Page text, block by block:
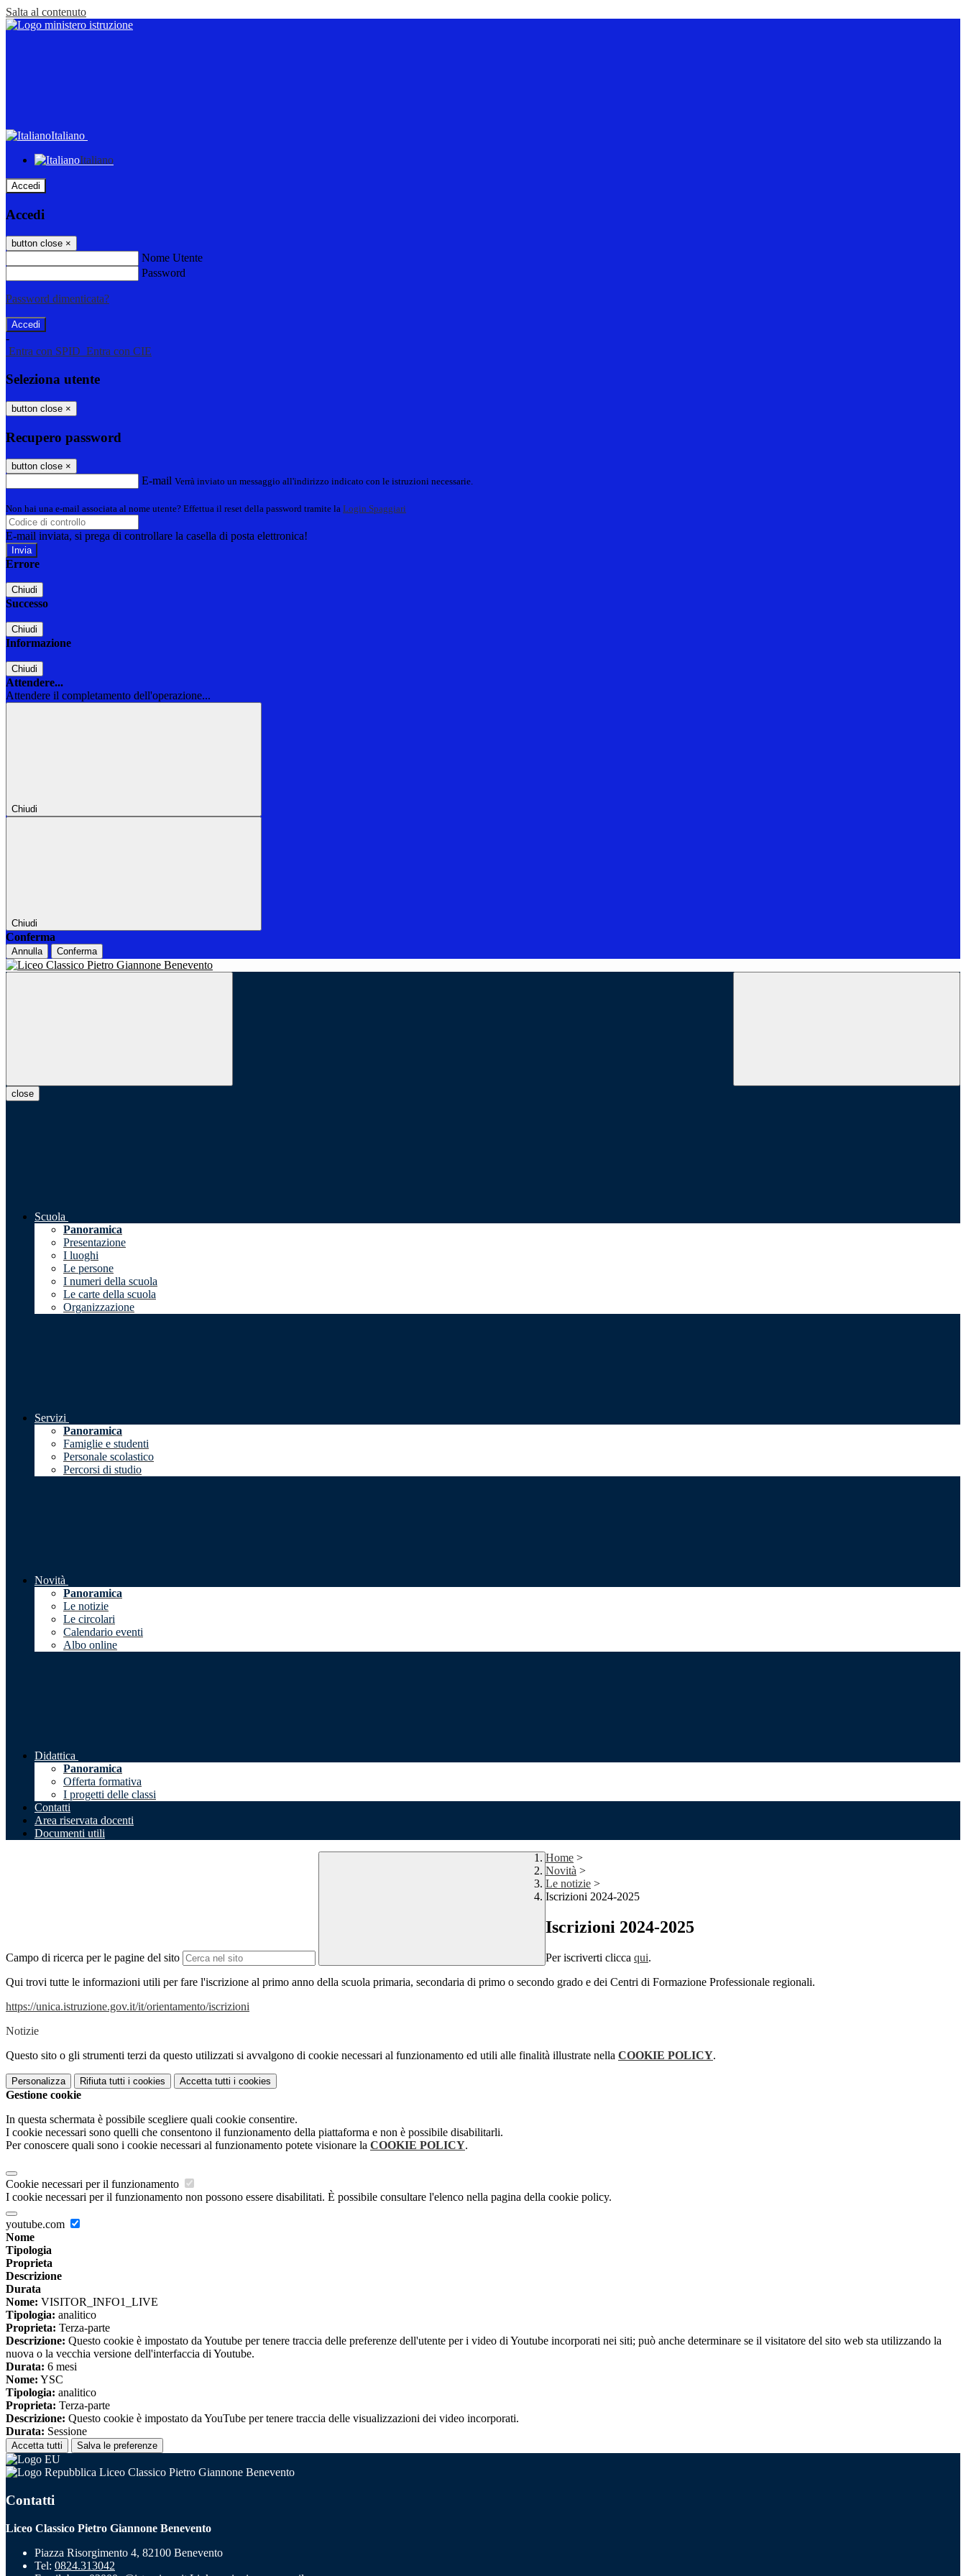
Salta al contenuto
Italiano
Italiano
Accedi
Accedi
button close ×
Nome Utente
Password
Password dimenticata?
-
Entra con SPID Entra con CIE
Seleziona utente
button close ×
Recupero password
button close ×
E-mail Verrà inviato un messaggio all'indirizzo indicato con le istruzioni necessarie.
Non hai una e-mail associata al nome utente? Effettua il reset della password tramite la Login Spaggiari
E-mail inviata, si prega di controllare la casella di posta elettronica!
Errore
Chiudi
Successo
Chiudi
Informazione
Chiudi
Attendere...
Attendere il completamento dell'operazione...
Chiudi
Chiudi
Conferma
Annulla Conferma
close
Scuola
Panoramica
Presentazione
I luoghi
Le persone
I numeri della scuola
Le carte della scuola
Organizzazione
Servizi
Panoramica
Famiglie e studenti
Personale scolastico
Percorsi di studio
Novità
Panoramica
Le notizie
Le circolari
Calendario eventi
Albo online
Didattica
Panoramica
Offerta formativa
I progetti delle classi
Contatti
Area riservata docenti
Documenti utili
Campo di ricerca per le pagine del sito
Home >
Novità >
Le notizie >
Iscrizioni 2024-2025
Iscrizioni 2024-2025
Per iscriverti clicca qui.
Qui trovi tutte le informazioni utili per fare l'iscrizione al primo anno della scuola primaria, secondaria di primo o secondo grado e dei Centri di Formazione Professionale regionali.
https://unica.istruzione.gov.it/it/orientamento/iscrizioni
Notizie
Questo sito o gli strumenti terzi da questo utilizzati si avvalgono di cookie necessari al funzionamento ed utili alle finalità illustrate nella COOKIE POLICY.
Personalizza Rifiuta tutti i cookies Accetta tutti i cookies
Gestione cookie
In questa schermata è possibile scegliere quali cookie consentire.
I cookie necessari sono quelli che consentono il funzionamento della piattaforma e non è possibile disabilitarli.
Per conoscere quali sono i cookie necessari al funzionamento potete visionare la COOKIE POLICY.
Cookie necessari per il funzionamento
I cookie necessari per il funzionamento non possono essere disabilitati. È possibile consultare l'elenco nella pagina della cookie policy.
youtube.com
Nome
Tipologia
Proprieta
Descrizione
Durata
Nome: VISITOR_INFO1_LIVE
Tipologia: analitico
Proprieta: Terza-parte
Descrizione: Questo cookie è impostato da Youtube per tenere traccia delle preferenze dell'utente per i video di Youtube incorporati nei siti; può anche determinare se il visitatore del sito web sta utilizzando la
nuova o la vecchia versione dell'interfaccia di Youtube.
Durata: 6 mesi
Nome: YSC
Tipologia: analitico
Proprieta: Terza-parte
Descrizione: Questo cookie è impostato da YouTube per tenere traccia delle visualizzazioni dei video incorporati.
Durata: Sessione
Accetta tutti Salva le preferenze
Liceo Classico Pietro Giannone Benevento
Contatti
Liceo Classico Pietro Giannone Benevento
Piazza Risorgimento 4, 82100 Benevento
Tel: 0824.313042